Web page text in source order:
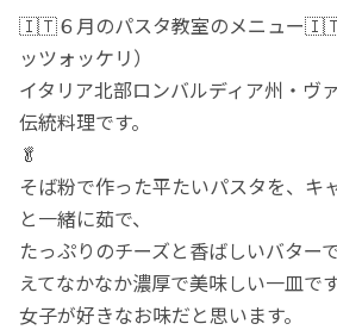
🇮🇹６月のパスタ教室のメニュー
ッツォッケリ）
イタリア北部ロンバルディア州・ヴ
伝統料理です。
🥬
そば粉で作った平たいパスタを、キ
と一緒に茹で、
たっぷりのチーズと香ばしいバター
えてなかなか濃厚で美味しい一皿です
女子が好きなお味だと思います。